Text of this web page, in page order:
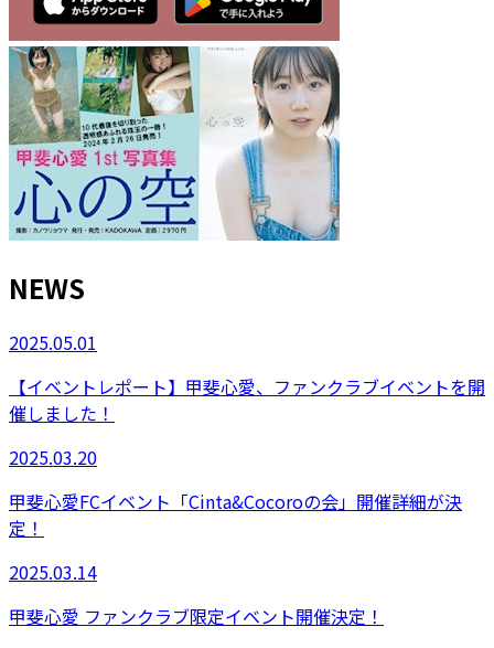
NEWS
2025.05.01
【イベントレポート】甲斐心愛、ファンクラブイベントを開
催しました！
2025.03.20
甲斐心愛FCイベント「Cinta&Cocoroの会」開催詳細が決
定！
2025.03.14
甲斐心愛 ファンクラブ限定イベント開催決定！